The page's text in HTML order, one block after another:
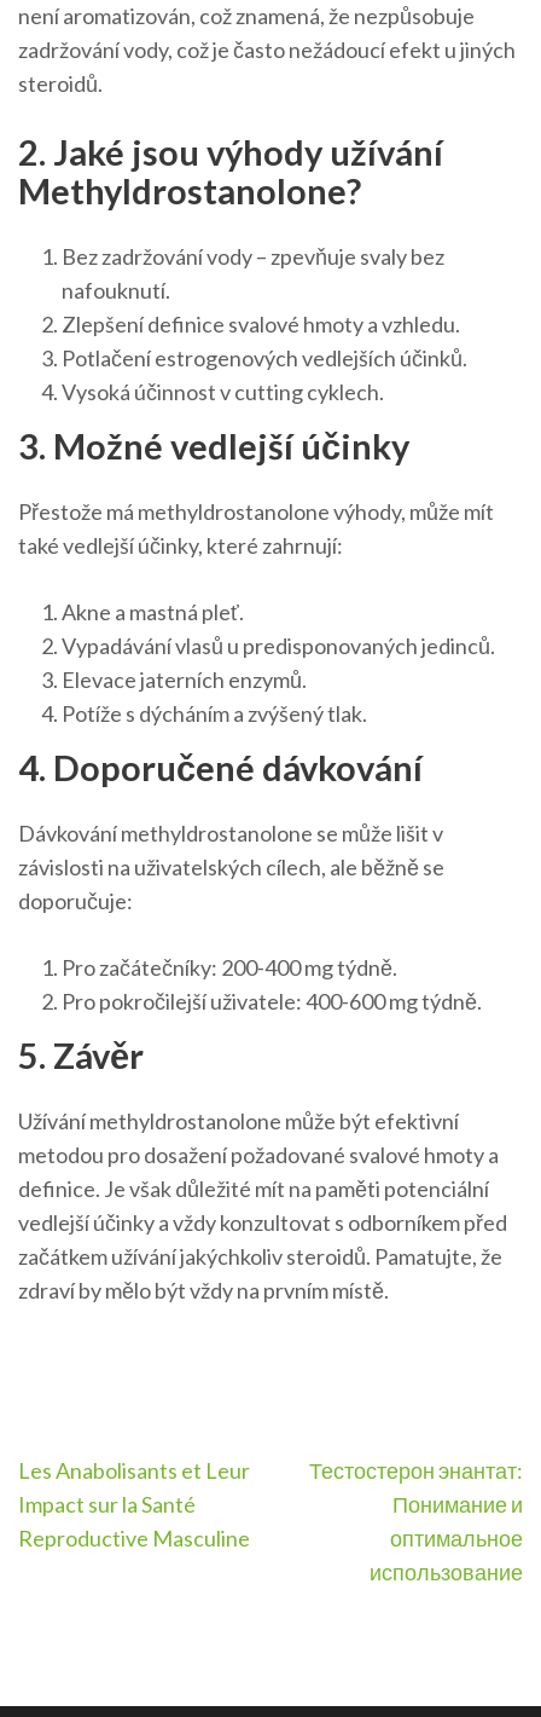
není aromatizován, což znamená, že nezpůsobuje
zadržování vody, což je často nežádoucí efekt u jiných
steroidů.
2. Jaké jsou výhody užívání
Methyldrostanolone?
Bez zadržování vody – zpevňuje svaly bez
nafouknutí.
Zlepšení definice svalové hmoty a vzhledu.
Potlačení estrogenových vedlejších účinků.
Vysoká účinnost v cutting cyklech.
3. Možné vedlejší účinky
Přestože má methyldrostanolone výhody, může mít
také vedlejší účinky, které zahrnují:
Akne a mastná pleť.
Vypadávání vlasů u predisponovaných jedinců.
Elevace jaterních enzymů.
Potíže s dýcháním a zvýšený tlak.
4. Doporučené dávkování
Dávkování methyldrostanolone se může lišit v
závislosti na uživatelských cílech, ale běžně se
doporučuje:
Pro začátečníky: 200-400 mg týdně.
Pro pokročilejší uživatele: 400-600 mg týdně.
5. Závěr
Užívání methyldrostanolone může být efektivní
metodou pro dosažení požadované svalové hmoty a
definice. Je však důležité mít na paměti potenciální
vedlejší účinky a vždy konzultovat s odborníkem před
začátkem užívání jakýchkoliv steroidů. Pamatujte, že
zdraví by mělo být vždy na prvním místě.
Post
navigation
Les Anabolisants et Leur
Impact sur la Santé
Reproductive Masculine
Тестостерон энантат:
Понимание и
оптимальное
использование